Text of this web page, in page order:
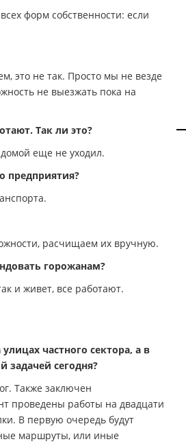
форм собственности: если
это не так. Просто мы не везде
не выезжать пока на
Так ли это?
еще не уходил.
предприятия?
расчищаем их вручную.
горожанам?
и живет, все работают.
частного сектора, а в
задачей сегодня?
Также заключен
проведены работы на двадцати
В первую очередь будут
маршруты, или иные